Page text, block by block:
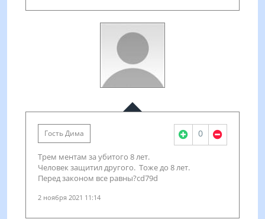
Гость Дима 0
Трем ментам за убитого 8 лет.
Человек защитил другого. Тоже до 8 лет.
Перед законом все равны?cd79d
2 ноября 2021 11:14